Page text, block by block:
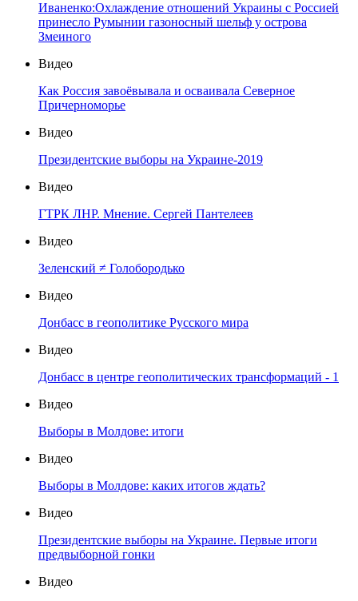
Иваненко:Охлаждение отношений Украины с Россией
принесло Румынии газоносный шельф у острова
Змеиного
Видео
Как Россия завоёвывала и осваивала Северное
Причерноморье
Видео
Президентские выборы на Украине-2019
Видео
ГТРК ЛНР. Мнение. Сергей Пантелеев
Видео
Зеленский ≠ Голобородько
Видео
Донбасс в геополитике Русского мира
Видео
Донбасс в центре геополитических трансформаций - 1
Видео
Выборы в Молдове: итоги
Видео
Выборы в Молдове: каких итогов ждать?
Видео
Президентские выборы на Украине. Первые итоги
предвыборной гонки
Видео